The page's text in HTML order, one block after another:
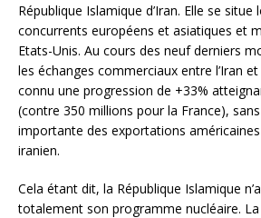
République Islamique d’Iran. Elle se situe
concurrents européens et asiatiques et
Etats-Unis. Au cours des neuf derniers
les échanges commerciaux entre l’Iran
connu une progression de +33%
(contre 350 millions pour la France),
importante des exportations
iranien.
Cela étant dit, la République Islamique
totalement son programme nucléaire.